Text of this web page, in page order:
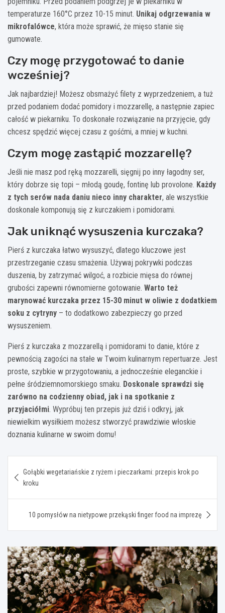
temperaturze 160°C przez 10-15 minut. Unikaj odgrzewania w
mikrofalówce, która może sprawić, że mięso stanie się
gumowate.
Czy mogę przygotować to danie
wcześniej?
Jak najbardziej! Możesz obsmażyć filety z wyprzedzeniem, a tuż
przed podaniem dodać pomidory i mozzarellę, a następnie zapiec
całość w piekarniku. To doskonałe rozwiązanie na przyjęcie, gdy
chcesz spędzić więcej czasu z gośćmi, a mniej w kuchni.
Czym mogę zastąpić mozzarellę?
Jeśli nie masz pod ręką mozzarelli, sięgnij po inny łagodny ser,
który dobrze się topi – młodą goudę, fontinę lub provolone. Każdy
z tych serów nada daniu nieco inny charakter, ale wszystkie
doskonale komponują się z kurczakiem i pomidorami.
Jak uniknąć wysuszenia kurczaka?
Pierś z kurczaka łatwo wysuszyć, dlatego kluczowe jest
przestrzeganie czasu smażenia. Używaj pokrywki podczas
duszenia, by zatrzymać wilgoć, a rozbicie mięsa do równej
grubości zapewni równomierne gotowanie. Warto też
marynować kurczaka przez 15-30 minut w oliwie z dodatkiem
soku z cytryny – to dodatkowo zabezpieczy go przed
wysuszeniem.
Pierś z kurczaka z mozzarellą i pomidorami to danie, które z
pewnością zagości na stałe w Twoim kulinarnym repertuarze. Jest
proste, szybkie w przygotowaniu, a jednocześnie eleganckie i
pełne śródziemnomorskiego smaku. Doskonale sprawdzi się
zarówno na codzienny obiad, jak i na spotkanie z
przyjaciółmi. Wypróbuj ten przepis już dziś i odkryj, jak
niewielkim wysiłkiem możesz stworzyć prawdziwie włoskie
doznania kulinarne w swoim domu!
wpisu
Gołąbki wegetariańskie z ryżem i pieczarkami: przepis krok po
kroku
10 pomysłów na nietypowe przekąski finger food na imprezę